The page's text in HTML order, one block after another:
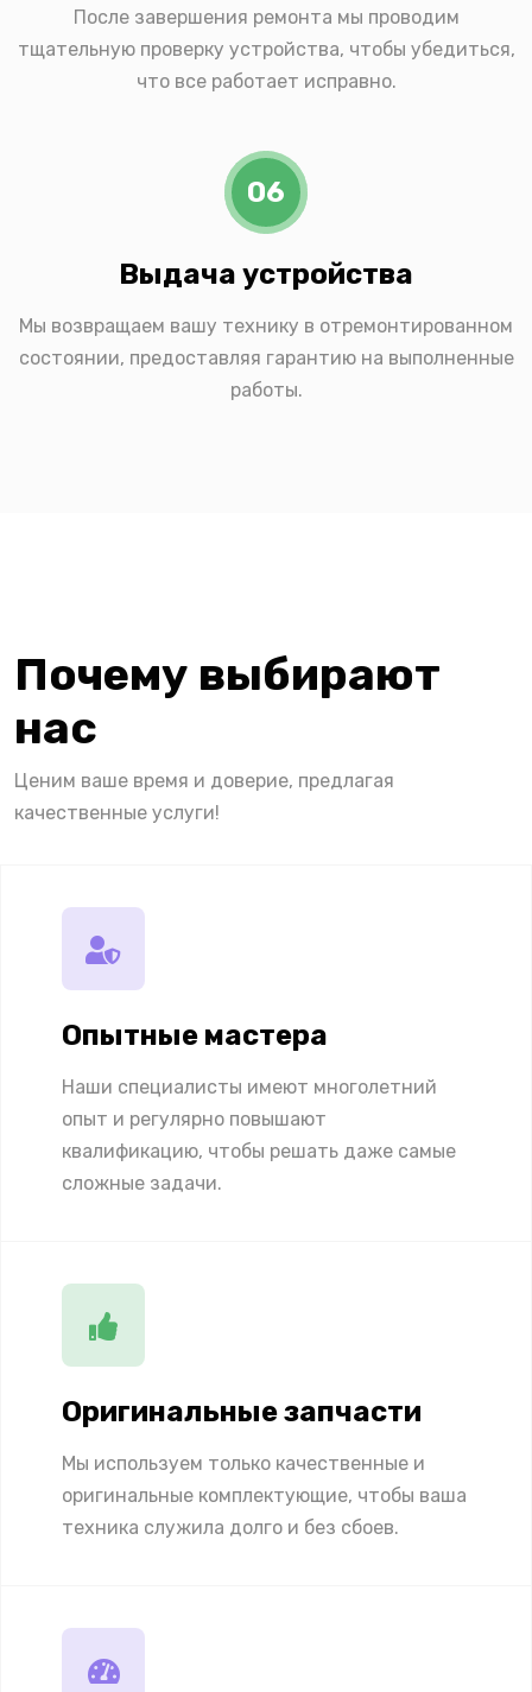
После завершения ремонта мы проводим
тщательную проверку устройства, чтобы убедиться,
что все работает исправно.
06
Выдача устройства
Мы возвращаем вашу технику в отремонтированном
состоянии, предоставляя гарантию на выполненные
работы.
Почему выбирают
нас
Ценим ваше время и доверие, предлагая
качественные услуги!
Опытные мастера
Наши специалисты имеют многолетний
опыт и регулярно повышают
квалификацию, чтобы решать даже самые
сложные задачи.
Оригинальные запчасти
Мы используем только качественные и
оригинальные комплектующие, чтобы ваша
техника служила долго и без сбоев.